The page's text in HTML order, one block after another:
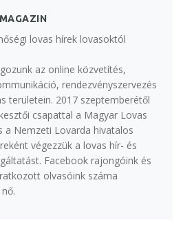
lovas hírek lovasoktól
az online közvetítés,
rendezvényszervezés
területein. 2017 szeptemberétől
csapattal a Magyar Lovas
a Nemzeti Lovarda hivatalos
végezzük a lovas hír- és
Facebook rajongóink és
olvasóink száma